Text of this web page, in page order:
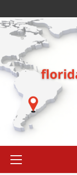
al
contenido
primario